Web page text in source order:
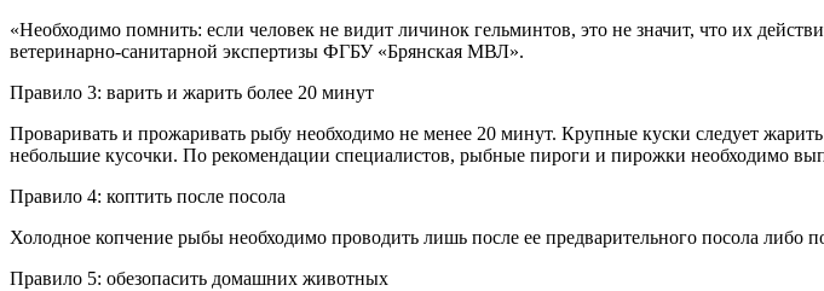
«Необходимо помнить: если человек не видит личинок гельминтов, это не значит, что их
ветеринарно-санитарной экспертизы ФГБУ «Брянская МВЛ».
Правило 3: варить и жарить более 20 минут
Проваривать и прожаривать рыбу необходимо не менее 20 минут. Крупные куски следует
небольшие кусочки. По рекомендации специалистов, рыбные пироги и пирожки необходимо
Правило 4: коптить после посола
Холодное копчение рыбы необходимо проводить лишь после ее предварительного посола либо
Правило 5: обезопасить домашних животных